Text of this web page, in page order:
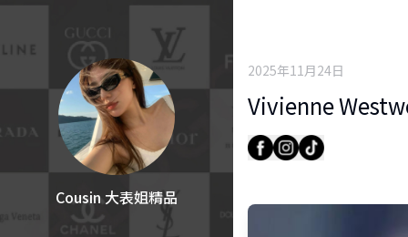
Cousin 大表姐精品
2025年11月24日
Vivienne